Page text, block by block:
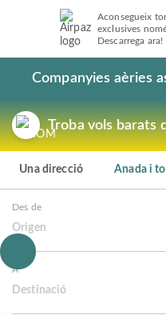
Aconsegueix
exclusives
Descarrega ara!
Companyies aèries
Troba vols barats
Una direcció Anada i
Des de
Origen
A
Destinació